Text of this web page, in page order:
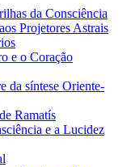
da Consciência
Projetores Astrais
e o Coração
da síntese Oriente-
Ramatís
e a Lucidez